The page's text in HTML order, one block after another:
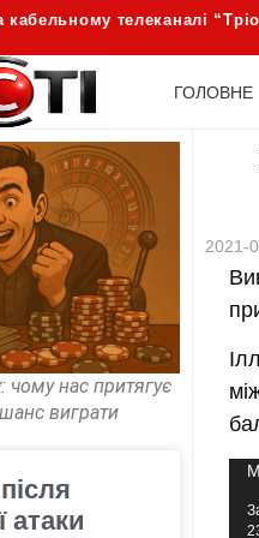
кабельному телеканалі
ГОЛОВНЕ
чому нас притягує
виграти
атаки
2021-